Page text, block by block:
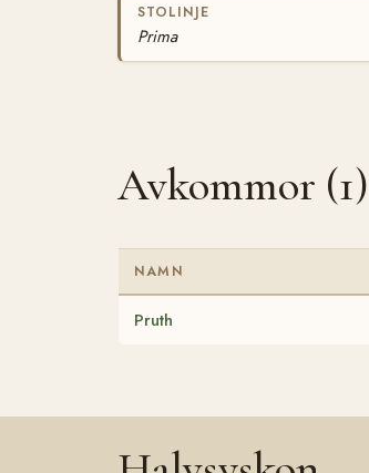
STOLINJE
Prima
Avkommor (1)
NAMN
Pruth